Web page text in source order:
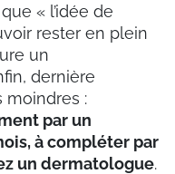
« l’idée de
rester en plein
un
dernière
moindres :
par un
à compléter par
un dermatologue.